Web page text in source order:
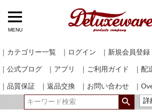
MENU
｜カテゴリー一覧 ｜ログイン ｜新規会員登録
｜公式ブログ ｜アプリ ｜ご利用ガイド ｜配
｜品質保証 ｜返品交換 ｜お問い合わせ
｜
詳